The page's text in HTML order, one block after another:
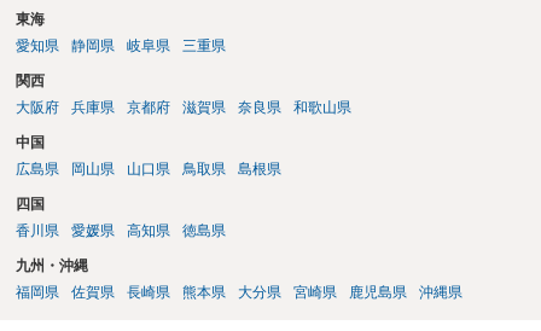
すと幸いです。
東海
愛知県
静岡県 岐阜県 三重県
関西
大阪府
兵庫県 京都府 滋賀県 奈良県 和歌山県
中国
広島県
岡山県 山口県 鳥取県 島根県
四国
香川県
愛媛県 高知県 徳島県
九州・沖縄
福岡県
佐賀県 長崎県 熊本県 大分県 宮崎県 鹿児島県 沖縄県